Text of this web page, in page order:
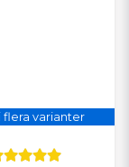
flera varianter